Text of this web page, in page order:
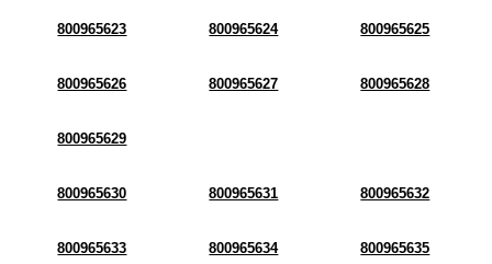
800965623 800965624 800965625
800965626 800965627 800965628
800965629
800965630 800965631 800965632
800965633 800965634 800965635